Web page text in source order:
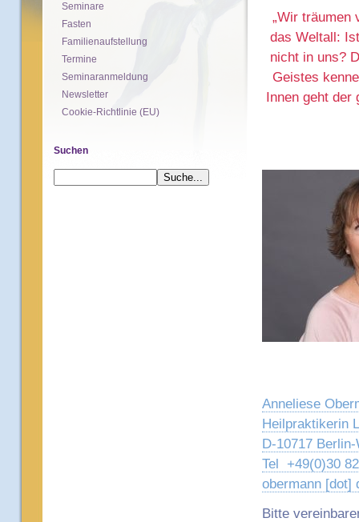
Seminare
Fasten
Familienaufstellung
Termine
Seminaranmeldung
Newsletter
Cookie-Richtlinie (EU)
Suchen
„Wir träumen
das Weltall:
nicht in uns?
Geistes
Innen geht der
Anneliese
Heilpraktikerin
D-10717
Tel +49(0)30
obermann [dot]
Bitte